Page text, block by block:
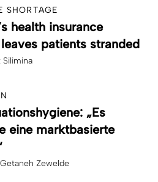
SHORTAGE
health insurance
patients stranded
Silimina
„Es
eine marktbasierte
Zewelde